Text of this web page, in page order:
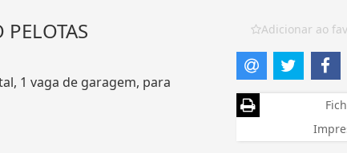
1 vaga de garagem, para
Adicionar ao